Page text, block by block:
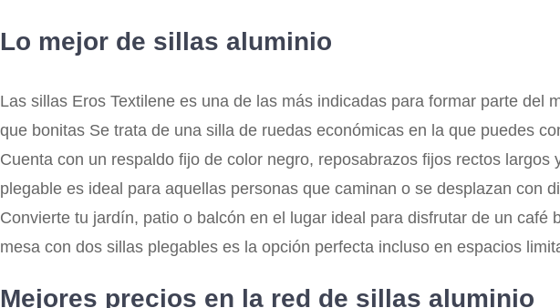
Lo mejor de sillas aluminio
Las sillas Eros Textilene es una de las más indicadas para formar parte
que bonitas Se trata de una silla de ruedas económicas en la que puedes
Cuenta con un respaldo fijo de color negro, reposabrazos fijos rectos
plegable es ideal para aquellas personas que caminan o se desplazan con
Convierte tu jardín, patio o balcón en el lugar ideal para disfrutar de un
mesa con dos sillas plegables es la opción perfecta incluso en espacios
Mejores precios en la red de sillas aluminio